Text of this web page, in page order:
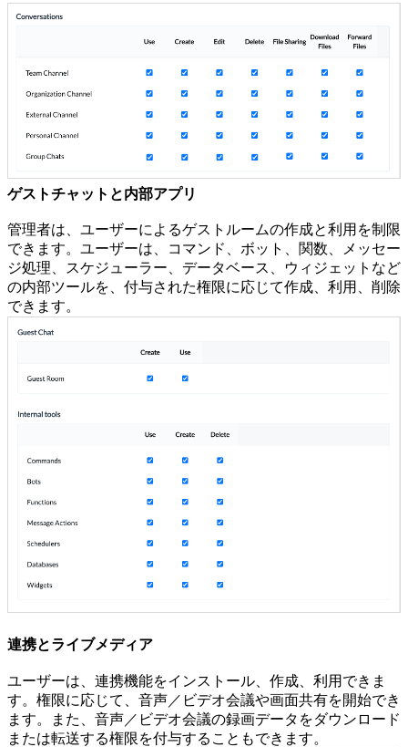
ゲストチャットと内部アプリ
管理者は、ユーザーによるゲストルームの作成と利用を制限
できます。ユーザーは、コマンド、ボット、関数、メッセー
ジ処理、スケジューラー、データベース、ウィジェットなど
の内部ツールを、付与された権限に応じて作成、利用、削除
できます。
連携とライブメディア
ユーザーは、連携機能をインストール、作成、利用できま
す。権限に応じて、音声／ビデオ会議や画面共有を開始でき
ます。また、音声／ビデオ会議の録画データをダウンロード
または転送する権限を付与することもできます。